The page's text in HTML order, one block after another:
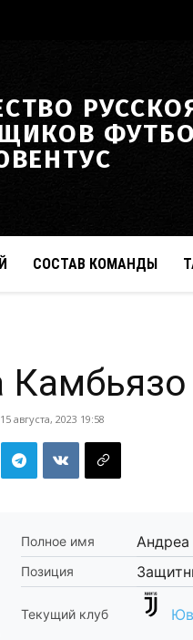
СОСТАВ КОМАНДЫ
Камбьязо
15 августа, 2023 19:58
Полное имя Андреа
Позиция
Текущий клуб